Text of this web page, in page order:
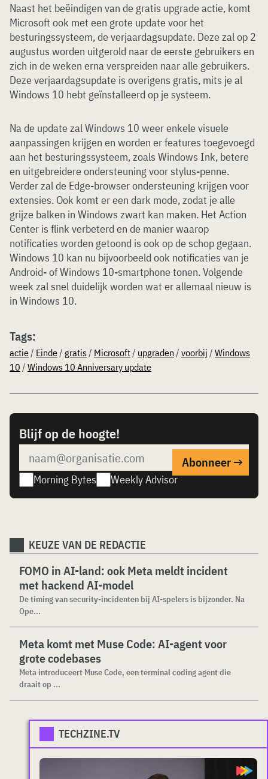
Naast het beëindigen van de gratis upgrade actie, komt
Microsoft ook met een grote update voor het
besturingssysteem, de verjaardagsupdate. Deze zal op 2
augustus worden uitgerold naar de eerste gebruikers en
zich in de weken erna verspreiden naar alle gebruikers.
Deze verjaardagsupdate is overigens gratis, mits je al
Windows 10 hebt geïnstalleerd op je systeem.
Na de update zal Windows 10 weer enkele visuele
aanpassingen krijgen en worden er features toegevoegd
aan het besturingssysteem, zoals Windows Ink, betere
en uitgebreidere ondersteuning voor stylus-penne.
Verder zal de Edge-browser ondersteuning krijgen voor
extensies. Ook komt er een dark mode, zodat je alle
grijze balken in Windows zwart kan maken. Het Action
Center is flink verbeterd en de manier waarop
notificaties worden getoond is ook op de schop gegaan.
Windows 10 kan nu bijvoorbeeld ook notificaties van je
Android- of Windows 10-smartphone tonen. Volgende
week zal snel duidelijk worden wat er allemaal nieuw is
in Windows 10.
Tags:
actie/ Einde/ gratis/ Microsoft/ upgraden / voorbij / Windows
10 / Windows 10 Anniversary update
Blijf op de hoogte!
Morning Bytes Weekly Advisor
KEUZE VAN DE REDACTIE
FOMO in AI-land: ook Meta meldt incident
met hackend AI-model
De timing van security-incidenten bij AI-spelers is bijzonder. Na
Ope...
Meta komt met Muse Code: AI-agent voor
grote codebases
Meta introduceert Muse Code, een terminal coding agent die
draait op ...
TECHZINE.TV